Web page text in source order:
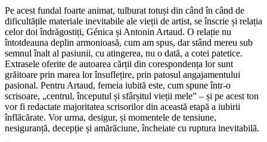
Pe acest fundal foarte animat, tulburat totuși din când în când de
dificultățile materiale inevitabile ale vieții de artist, se înscrie și relația
celor doi îndrăgostiți, Génica și Antonin Artaud. O relație nu
întotdeauna deplin armonioasă, cum am spus, dar stând mereu sub
semnul înalt al pasiunii, cu atingerea, nu o dată, a cotei patetice.
Extrasele oferite de autoarea cărții din corespondența lor sunt
grăitoare prin marea lor însuflețire, prin patosul angajamentului
pasional. Pentru Artaud, femeia iubită este, cum spune într-o
scrisoare, „centrul, începutul și sfârșitul vieții mele” – și pe acest ton
vor fi redactate majoritatea scrisorilor din această etapă a iubirii
înflăcărate. Vor urma, desigur, și momentele de tensiune,
nesiguranță, decepție și amărăciune, încheiate cu ruptura inevitabilă.